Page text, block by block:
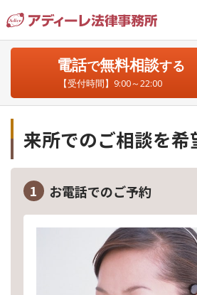
電話で無料相談する
【受付時間】9:00～22:00
来所でのご相談を希
1 お電話でのご予約